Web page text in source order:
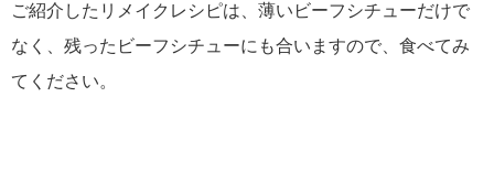
ご紹介したリメイクレシピは、薄いビーフシチューだけで
なく、残ったビーフシチューにも合いますので、食べてみ
てください。